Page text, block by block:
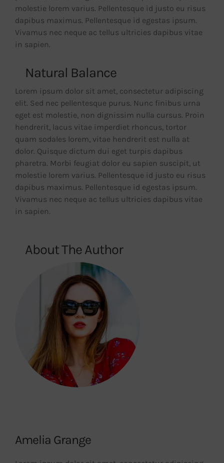
molestie lorem varius. Pellentesque id justo eu risus
dapibus maximus. Pellentesque id egestas ipsum.
Vivamus nec neque ac tellus ultricies dapibus vitae
in sapien.
Natural Balance
Lorem ipsum dolor sit amet, consectetur adipiscing
elit. Sed nec pellentesque purus. Nunc finibus urna
eget est molestie, non dignissim nulla cursus. Proin
hendrerit, lacus vitae imperdiet rhoncus, tortor
quam sodales lorem, vitae hendrerit est nulla at
dolor. Quisque dictum dui eget turpis dapibus
pharetra. Morbi feugiat dolor eu sapien suscipit, ut
molestie lorem varius. Pellentesque id justo eu risus
dapibus maximus. Pellentesque id egestas ipsum.
Vivamus nec neque ac tellus ultricies dapibus vitae
in sapien.
About The Author
Amelia Grange